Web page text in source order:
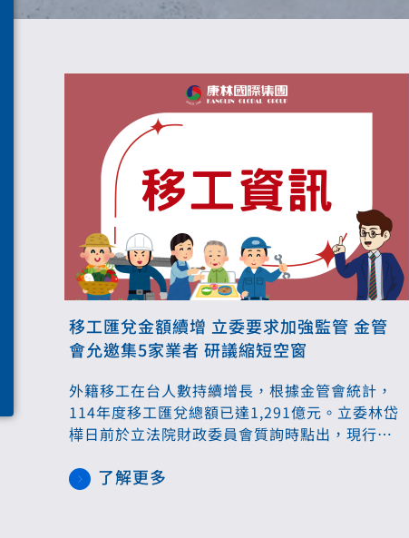
移工匯兌金額續增 立委要求加強監管 金管
會允邀集5家業者 研議縮短空窗
外籍移工在台人數持續增長，根據金管會統計，
114年度移工匯兌總額已達1,291億元。立委林岱
樺日前於立法院財政委員會質詢時點出，現行監
「科技監理四箭」的具體改革方案，包括即時串
了解更多